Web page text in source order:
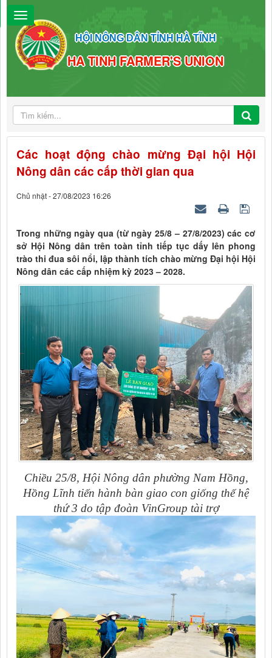
HỘI NÔNG DÂN TỈNH HÀ TĨNH
HA TINH FARMER'S UNION
Các hoạt động chào mừng Đại hội Hội
Nông dân các cấp thời gian qua
Chủ nhật - 27/08/2023 16:26
Trong những ngày qua (từ ngày 25/8 – 27/8/2023) các cơ
sở Hội Nông dân trên toàn tỉnh tiếp tục dấy lên phong
trào thi đua sôi nổi, lập thành tích chào mừng Đại hội Hội
Nông dân các cấp nhiệm kỳ 2023 – 2028.
Chiều 25/8, Hội Nông dân phường Nam Hồng,
Hồng Lĩnh tiến hành bàn giao con giống thế hệ
thứ 3 do tập đoàn VinGroup tài trợ